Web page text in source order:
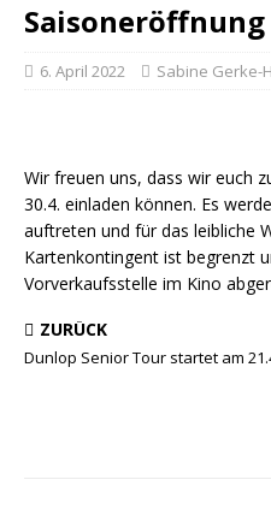
Saisoneröffnung
6. April 2022 Sabine Gerke-
Wir freuen uns, dass wir euch
30.4. einladen können. Es
auftreten und für das leibliche
Kartenkontingent ist begrenzt
Vorverkaufsstelle im Kino
ZURÜCK
Dunlop Senior Tour startet am